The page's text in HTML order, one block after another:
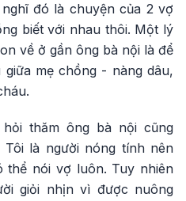
đó là chuyện của 2 vợ
biết với nhau thôi. Một lý
về ở gần ông bà nội là để
mẹ chồng - nàng dâu,
thăm ông bà nội cũng
là người nóng tính nên
thể nói vợ luôn. Tuy nhiên
giỏi nhịn vì được nuông